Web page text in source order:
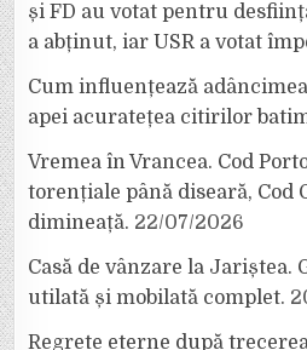
și FD au votat pentru
a abținut, iar USR a votat
Cum influențează
apei acuratețea citirilor
Vremea în Vrancea. Cod
torențiale până diseară, Cod
dimineață. 22/07/2026
Casă de vânzare la Jariștea.
utilată și mobilată complet.
Regrete eterne după